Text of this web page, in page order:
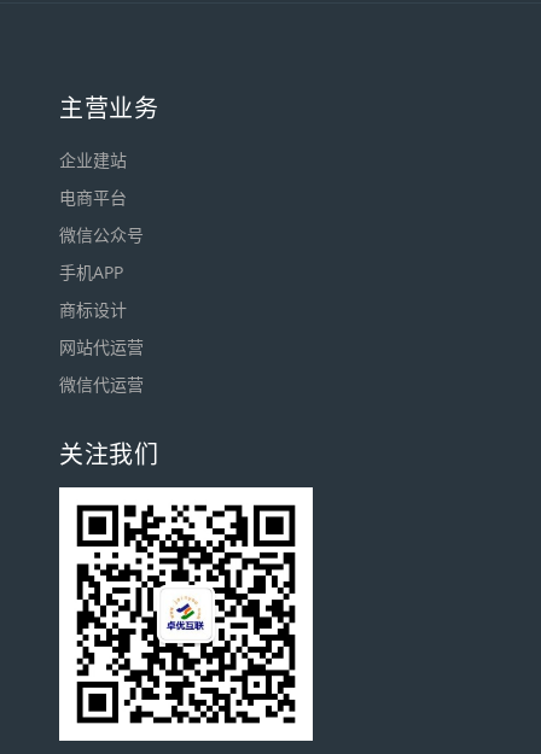
主营业务
企业建站
电商平台
微信公众号
手机APP
商标设计
网站代运营
微信代运营
关注我们